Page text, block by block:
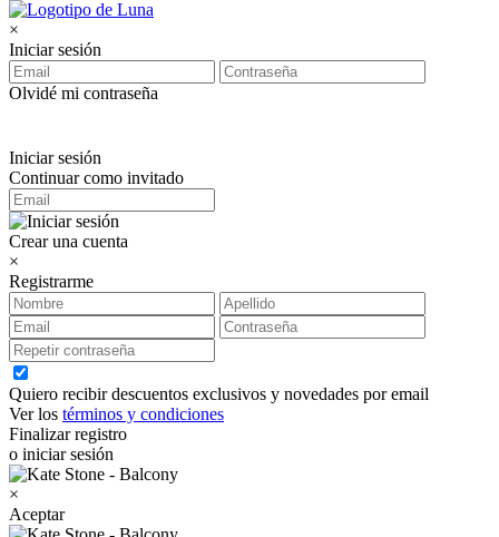
×
Iniciar sesión
Olvidé mi contraseña
Iniciar sesión
Continuar como invitado
Crear una cuenta
×
Registrarme
Quiero recibir descuentos exclusivos y novedades por email
Ver los términos y condiciones
Finalizar registro
o iniciar sesión
×
Aceptar